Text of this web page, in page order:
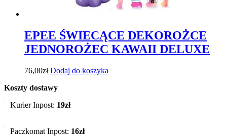
EPEE ŚWIECĄCE DEKOROŻCE
JEDNOROŻEC KAWAII DELUXE
76,00zł Dodaj do koszyka
Koszty dostawy
Kurier Inpost: 19zł
Paczkomat Inpost: 16zł